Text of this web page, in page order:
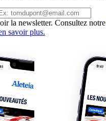
la newsletter. Consultez notre
savoir plus.